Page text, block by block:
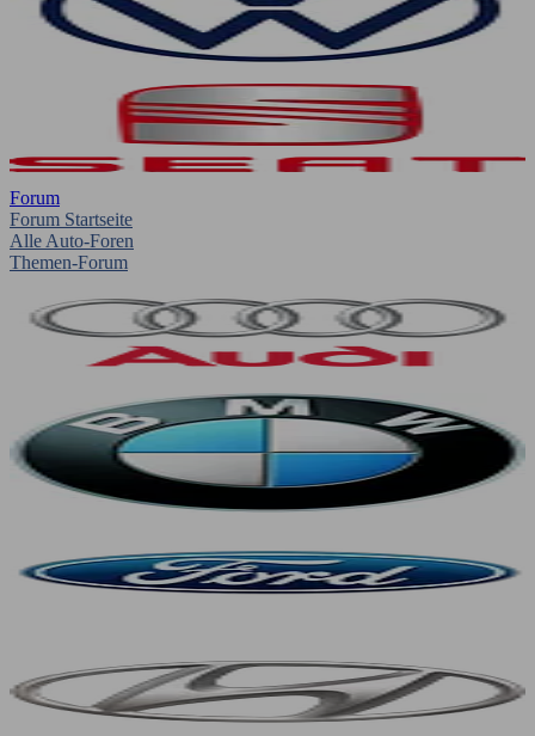
Forum
Forum Startseite
Alle Auto-Foren
Themen-Forum